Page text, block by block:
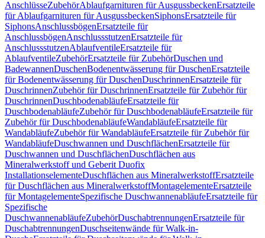
AnschlüsseZubehörAblaufgarnituren für AusgussbeckenErsatzteile
für Ablaufgarnituren für AusgussbeckenSiphonsErsatzteile für
SiphonsAnschlussbögenErsatzteile für
AnschlussbögenAnschlussstutzenErsatzteile für
AnschlussstutzenAblaufventileErsatzteile für
AblaufventileZubehörErsatzteile für ZubehörDuschen und
BadewannenDuschenBodenentwässerung für DuschenErsatzteile
für Bodenentwässerung für DuschenDuschrinnenErsatzteile für
DuschrinnenZubehör für DuschrinnenErsatzteile für Zubehör für
DuschrinnenDuschbodenabläufeErsatzteile für
DuschbodenabläufeZubehör für DuschbodenabläufeErsatzteile für
Zubehör für DuschbodenabläufeWandabläufeErsatzteile für
WandabläufeZubehör für WandabläufeErsatzteile für Zubehör für
WandabläufeDuschwannen und DuschflächenErsatzteile für
Duschwannen und DuschflächenDuschflächen aus
Mineralwerkstoff und Geberit Duofix
InstallationselementeDuschflächen aus MineralwerkstoffErsatzteile
für Duschflächen aus MineralwerkstoffMontagelementeErsatzteile
für MontagelementeSpezifische DuschwannenabläufeErsatzteile für
Spezifische
DuschwannenabläufeZubehörDuschabtrennungenErsatzteile für
DuschabtrennungenDuschseitenwände für Walk-in-